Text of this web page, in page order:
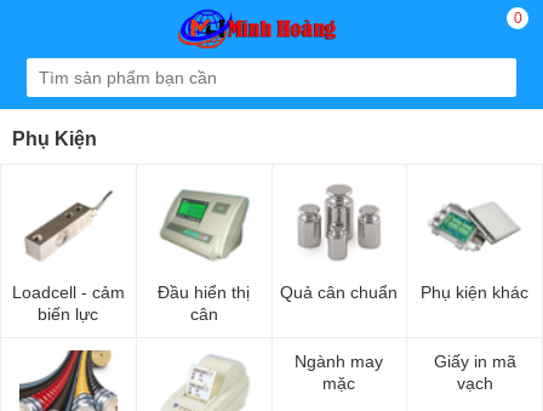
0
Phụ Kiện
Loadcell - cảm
biến lực
Đầu hiển thị
cân
Quả cân chuẩn Phụ kiện khác
Ngành may
mặc
Giấy in mã
vạch